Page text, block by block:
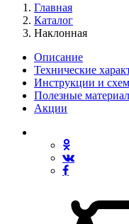
Главная
Каталог
Наклонная
Описание
Технические
Инструкции и
Полезные
Акции